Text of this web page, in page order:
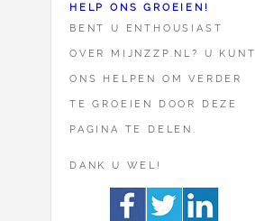
HELP ONS GROEIEN!
BENT U ENTHOUSIAST
OVER MIJNZZP.NL? U KUNT
ONS HELPEN OM VERDER
TE GROEIEN DOOR DEZE
PAGINA TE DELEN.
DANK U WEL!